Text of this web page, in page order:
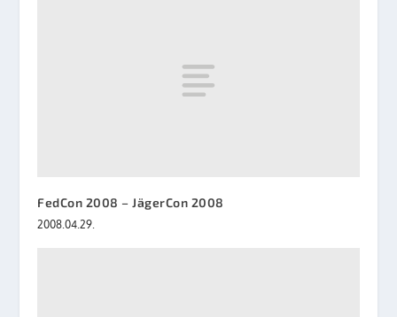
FedCon 2008 – JägerCon 2008
2008.04.29.